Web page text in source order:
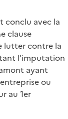
conclu avec la
clause
lutter contre la
l'imputation
ayant
ou
au 1er